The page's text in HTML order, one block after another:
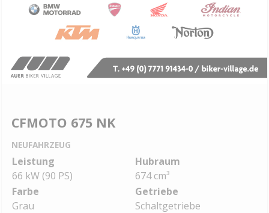
CFMOTO 675 NK
NEUFAHRZEUG
Leistung
66 kW (90 PS)
Hubraum
674 cm³
Farbe
Grau
Getriebe
Schaltgetriebe